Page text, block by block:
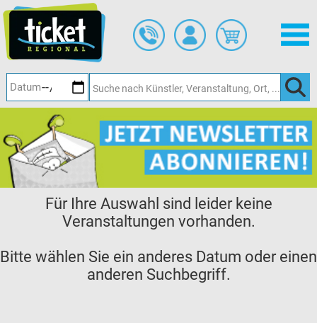
Hauptinhalt
springen
Für Ihre Auswahl sind leider keine
Veranstaltungen vorhanden.
Bitte wählen Sie ein anderes Datum oder einen
anderen Suchbegriff.